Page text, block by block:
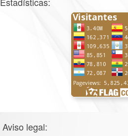
Aviso legal: